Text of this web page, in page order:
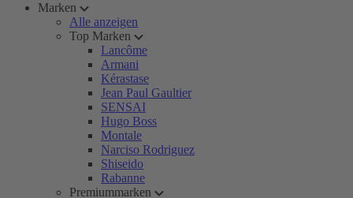
Marken
Alle anzeigen
Top Marken
Lancôme
Armani
Kérastase
Jean Paul Gaultier
SENSAI
Hugo Boss
Montale
Narciso Rodriguez
Shiseido
Rabanne
Premiummarken